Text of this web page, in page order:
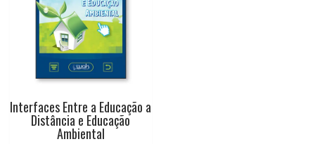
Interfaces Entre a Educação a
Distância e Educação
Ambiental